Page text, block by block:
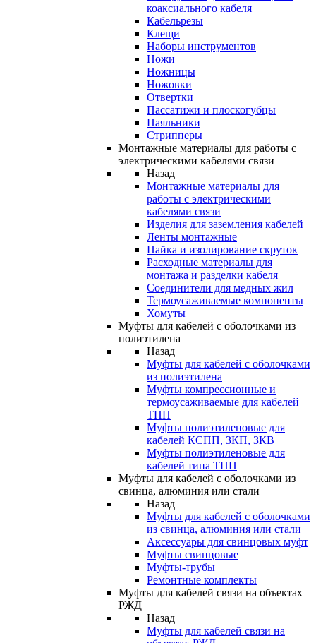
коаксиального кабеля
Кабельрезы
Клещи
Наборы инструментов
Ножи
Ножницы
Ножовки
Отвертки
Пассатижи и плоскогубцы
Паяльники
Стрипперы
Монтажные материалы для работы с
электрическими кабелями связи
Назад
Монтажные материалы для
работы с электрическими
кабелями связи
Изделия для заземления кабелей
Ленты монтажные
Пайка и изолирование скруток
Расходные материалы для
монтажа и разделки кабеля
Соединители для медных жил
Термоусаживаемые компоненты
Хомуты
Муфты для кабелей с оболочками из
полиэтилена
Назад
Муфты для кабелей с оболочками
из полиэтилена
Муфты компрессионные и
термоусаживаемые для кабелей
ТПП
Муфты полиэтиленовые для
кабелей КСПП, ЗКП, ЗКВ
Муфты полиэтиленовые для
кабелей типа ТПП
Муфты для кабелей с оболочками из
свинца, алюминия или стали
Назад
Муфты для кабелей с оболочками
из свинца, алюминия или стали
Аксессуары для свинцовых муфт
Муфты свинцовые
Муфты-трубы
Ремонтные комплекты
Муфты для кабелей связи на объектах
РЖД
Назад
Муфты для кабелей связи на